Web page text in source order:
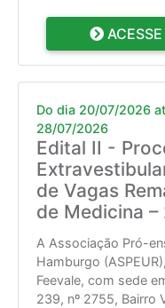
ACESSE
Do dia 20/07/2026
28/07/2026
Edital II -
de Vagas
de Medicina
A Associação Pró-
Hamburgo
Feevale, com sede
239, nº 2755, Bairro